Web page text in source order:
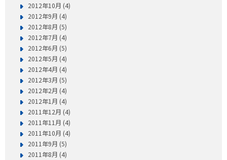
2012年10月 (4)
2012年9月 (4)
2012年8月 (5)
2012年7月 (4)
2012年6月 (5)
2012年5月 (4)
2012年4月 (4)
2012年3月 (5)
2012年2月 (4)
2012年1月 (4)
2011年12月 (4)
2011年11月 (4)
2011年10月 (4)
2011年9月 (5)
2011年8月 (4)